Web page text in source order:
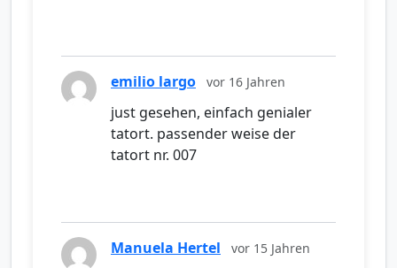
emilio largo vor 16 Jahren
just gesehen, einfach genialer
tatort. passender weise der
tatort nr. 007
Manuela Hertel vor 15 Jahren